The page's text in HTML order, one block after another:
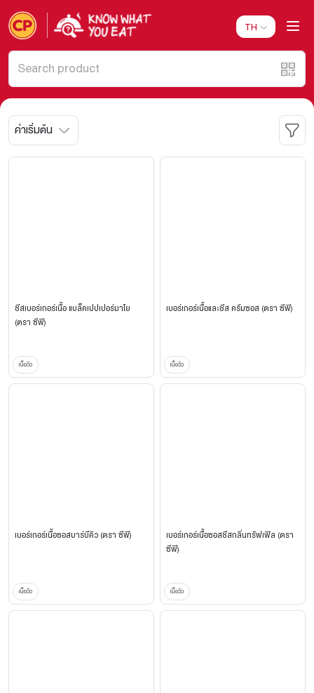
TH
ค่าเริ่มต้น
ชีสเบอร์เกอร์เนื้อ แบล็คเปปเปอร์มาโย
(ตรา ซีพี)
เนื้อวัว
เบอร์เกอร์เนื้อและชีส ครีมซอส (ตรา ซีพี)
เนื้อวัว
เบอร์เกอร์เนื้อซอสบาร์บีคิว (ตรา ซีพี)
เนื้อวัว
เบอร์เกอร์เนื้อซอสชีสกลิ่นทรัฟเฟิล (ตรา
ซีพี)
เนื้อวัว